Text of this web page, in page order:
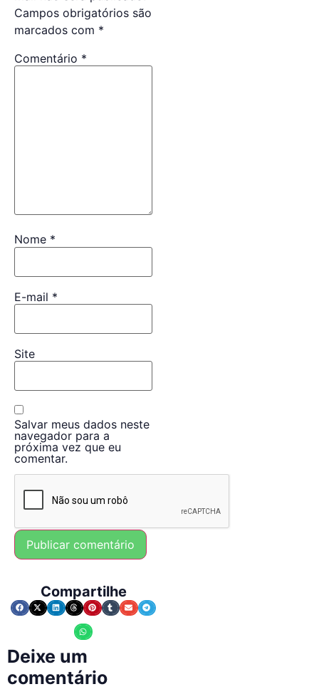
Campos obrigatórios são
marcados com *
Comentário *
Nome *
E-mail *
Site
Salvar meus dados neste
navegador para a
próxima vez que eu
comentar.
Compartilhe
Deixe um
comentário